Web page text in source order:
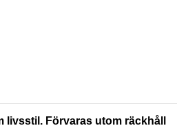
Förvaras utom räckhåll